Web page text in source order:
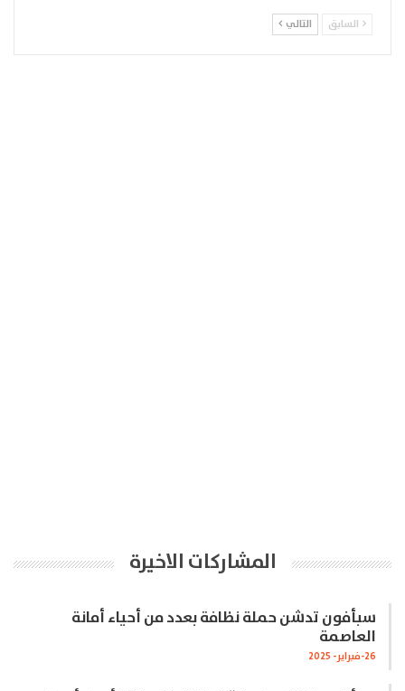
السابق التالي
المشاركات الاخيرة
سبأفون تدشن حملة نظافة بعدد من أحياء أمانة
العاصمة
26-فبراير- 2025